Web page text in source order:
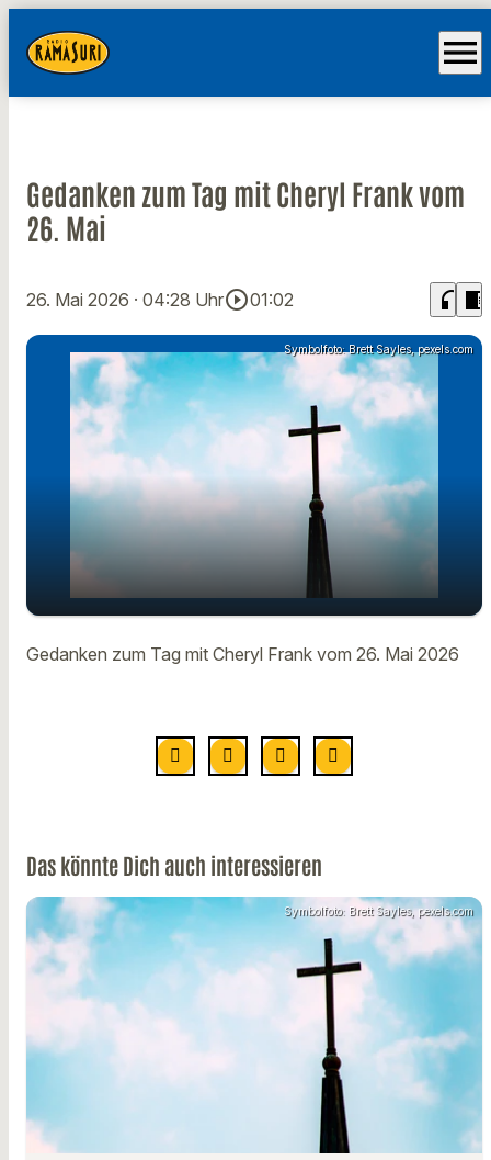
menu
Gedanken zum Tag mit Cheryl Frank vom
26. Mai
26. Mai 2026 · 04:28 Uhrplay_circle_outline01:02 headphones chrome_reader_mode
Symbolfoto: Brett Sayles, pexels.com
play_arrow Gedanken zum Tag mit Cheryl Frank
Gedanken zum Tag mit Cheryl Frank vom 26. Mai 2026
Das könnte Dich auch interessieren
Symbolfoto: Brett Sayles, pexels.com